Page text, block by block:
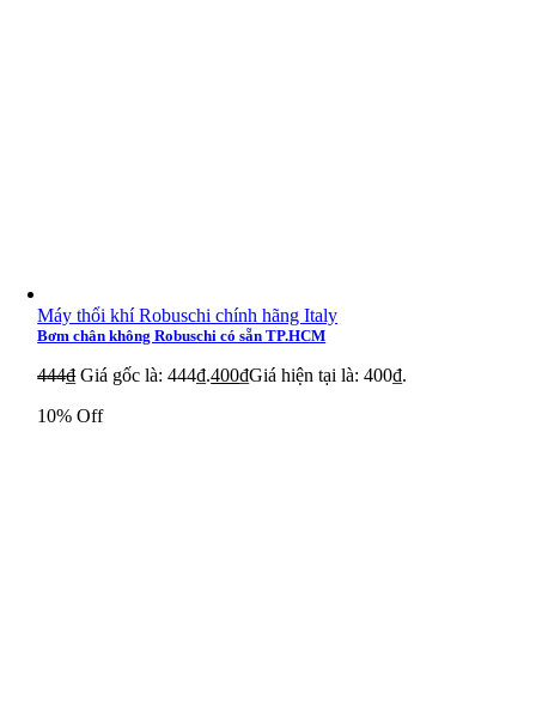
Máy thổi khí Robuschi chính hãng Italy
Bơm chân không Robuschi có sẵn TP.HCM
444₫ Giá gốc là: 444₫.400₫Giá hiện tại là: 400₫.
10% Off